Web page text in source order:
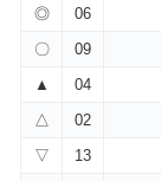
◎ 06
〇
09
▲
04
△
02
▽
13